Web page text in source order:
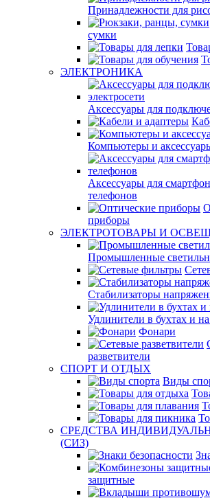
Принадлежности для
сумки
ЭЛЕКТРОНИКА
Аксессуары для
Компьютеры и
Аксессуары для
телефонов
приборы
ЭЛЕКТРОТОВАРЫ И
Промышленные
Стабилизаторы
Удлинители в бухтах и
Фонари
разветвители
СПОРТ И ОТДЫХ
Виды
СРЕДСТВА
(СИЗ)
защитные